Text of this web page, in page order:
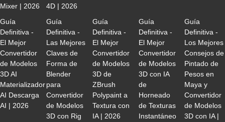
Mixer | 2026
4D | 2026
Guía
Definitiva -
El Mejor
Convertidor
de Modelos
3D AI
Materializador
AI Descarga
AI | 2026
Guía
Definitiva -
Las Mejores
Claves de
Forma de
Blender
para
Convertidor
de Modelos
3D con Rig
Guía
Definitiva -
El Mejor
Convertidor
de Modelos
3D de
ZBrush
Polypaint a
Textura con
IA | 2026
Guía
Definitiva -
El Mejor
Convertidor
de Modelos
3D con IA
de
Horneado
de Texturas
Instantáneo
Guía
Definitiva -
Los Mejores
Consejos de
Pintado de
Pesos en
Maya y
Convertidor
de Modelos
3D con IA |